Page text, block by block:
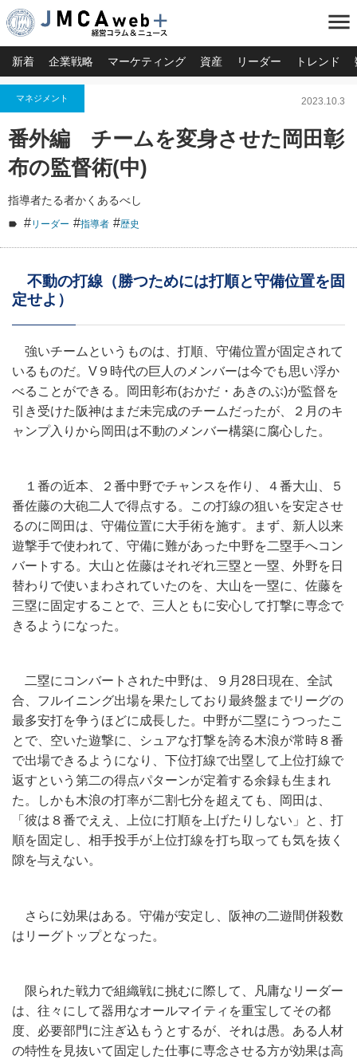
menu
新着 企業戦略 マーケティング 資産 リーダー トレンド
マネジメント 2023.10.3
番外編 チームを変身させた岡田彰
布の監督術(中)
指導者たる者かくあるべし
#リーダー #指導者 #歴史
不動の打線（勝つためには打順と守備位置を固
定せよ）
強いチームというものは、打順、守備位置が固定されて
いるものだ。V９時代の巨人のメンバーは今でも思い浮か
べることができる。岡田彰布(おかだ・あきのぶ)が監督を
引き受けた阪神はまだ未完成のチームだったが、２月のキ
ャンプ入りから岡田は不動のメンバー構築に腐心した。
１番の近本、２番中野でチャンスを作り、４番大山、５
番佐藤の大砲二人で得点する。この打線の狙いを安定させ
るのに岡田は、守備位置に大手術を施す。まず、新人以来
遊撃手で使われて、守備に難があった中野を二塁手へコン
バートする。大山と佐藤はそれぞれ三塁と一塁、外野を日
替わりで使いまわされていたのを、大山を一塁に、佐藤を
三塁に固定することで、三人ともに安心して打撃に専念で
きるようになった。
二塁にコンバートされた中野は、９月28日現在、全試
合、フルイニング出場を果たしており最終盤までリーグの
最多安打を争うほどに成長した。中野が二塁にうつったこ
とで、空いた遊撃に、シュアな打撃を誇る木浪が常時８番
で出場できるようになり、下位打線で出塁して上位打線で
返すという第二の得点パターンが定着する余録も生まれ
た。しかも木浪の打率が二割七分を超えても、岡田は、
「彼は８番でええ、上位に打順を上げたりしない」と、打
順を固定し、相手投手が上位打線を打ち取っても気を抜く
隙を与えない。
さらに効果はある。守備が安定し、阪神の二遊間併殺数
はリーグトップとなった。
限られた戦力で組織戦に挑むに際して、凡庸なリーダー
は、往々にして器用なオールマイティを重宝してその都
度、必要部門に注ぎ込もうとするが、それは愚。ある人材
の特性を見抜いて固定した仕事に専念させる方が効果は高